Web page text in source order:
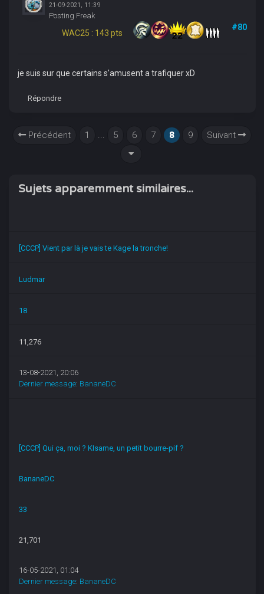
21-09-2021, 11:39
Posting Freak
WAC25 : 143 pts
#80
je suis sur que certains s'amusent a trafiquer xD
Répondre
Précédent 1 ... 5 6 7 8 9 Suivant
Sujets apparemment similaires...
[CCCP] Vient par là je vais te Kage la tronche!
Ludmar
18
11,276
13-08-2021, 20:06
Dernier message: BananeDC
[CCCP] Qui ça, moi ? KIsame, un petit bourre-pif ?
BananeDC
33
21,701
16-05-2021, 01:04
Dernier message: BananeDC